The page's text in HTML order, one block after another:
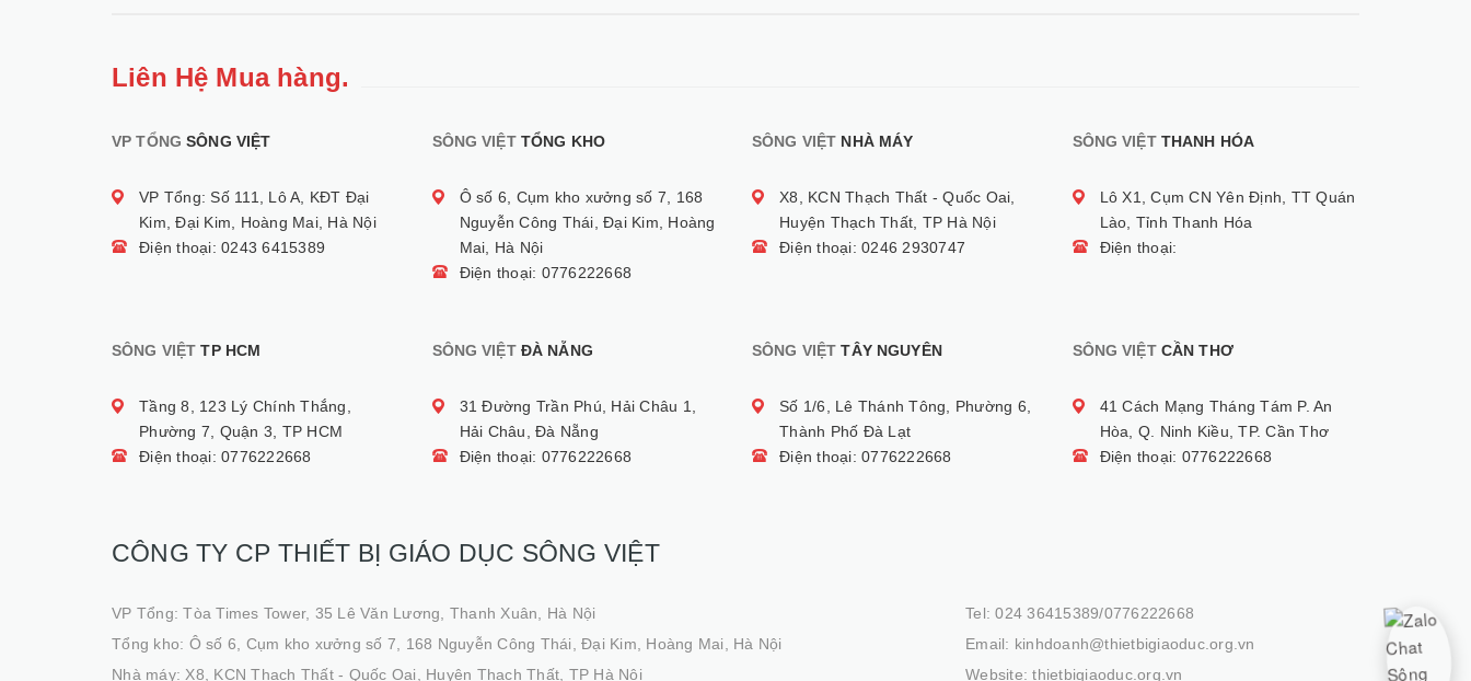
Liên Hệ Mua hàng.
VP TỔNGSÔNG VIỆT
VP Tổng: Số 111, Lô A, KĐT Đại
Kim, Đại Kim, Hoàng Mai, Hà Nội
Điện thoại: 0243 6415389
SÔNG VIỆTTỔNG KHO
Ô số 6, Cụm kho xưởng số 7, 168
Nguyễn Công Thái, Đại Kim, Hoàng
Mai, Hà Nội
Điện thoại: 0776222668
SÔNG VIỆT NHÀ MÁY
X8, KCN Thạch Thất - Quốc Oai,
Huyện Thạch Thất, TP Hà Nội
Điện thoại: 0246 2930747
SÔNG VIỆTTHANH HÓA
Lô X1, Cụm CN Yên Định, TT Quán
Lào, Tỉnh Thanh Hóa
Điện thoại:
SÔNG VIỆT TP HCM
Tầng 8, 123 Lý Chính Thắng,
Phường 7, Quận 3, TP HCM
Điện thoại: 0776222668
SÔNG VIỆTĐÀ NẴNG
31 Đường Trần Phú, Hải Châu 1,
Hải Châu, Đà Nẵng
Điện thoại: 0776222668
SÔNG VIỆT TÂY NGUYÊN
Số 1/6, Lê Thánh Tông, Phường 6,
Thành Phố Đà Lạt
Điện thoại: 0776222668
SÔNG VIỆTCẦN THƠ
41 Cách Mạng Tháng Tám P. An
Hòa, Q. Ninh Kiều, TP. Cần Thơ
Điện thoại: 0776222668
CÔNG TY CP THIẾT BỊ GIÁO DỤC SÔNG VIỆT
VP Tổng: Tòa Times Tower, 35 Lê Văn Lương, Thanh Xuân, Hà Nội
Tổng kho: Ô số 6, Cụm kho xưởng số 7, 168 Nguyễn Công Thái, Đại Kim, Hoàng Mai, Hà Nội
Nhà máy: X8, KCN Thạch Thất - Quốc Oai, Huyện Thạch Thất, TP Hà Nội
Tel: 024 36415389/0776222668
Email: kinhdoanh@thietbigiaoduc.org.vn
Website: thietbigiaoduc.org.vn